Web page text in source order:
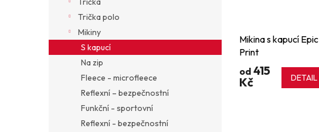
Trička polo
Mikiny
S kapucí
Na zip
Fleece - microfleece
Reflexní – bezpečnostní
Funkční - sportovní
Reflexní - bezpečnostní
Mikina s kapucí Epic
Print
od 415
Kč
DETAIL